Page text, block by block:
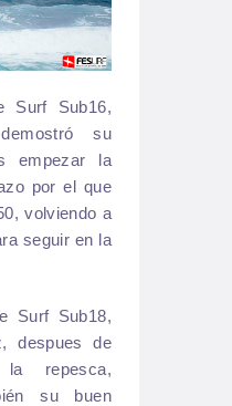
Surf Sub16,
su
empezar la
por el que
volviendo a
seguir en la
Surf Sub18,
despues de
repesca,
su buen